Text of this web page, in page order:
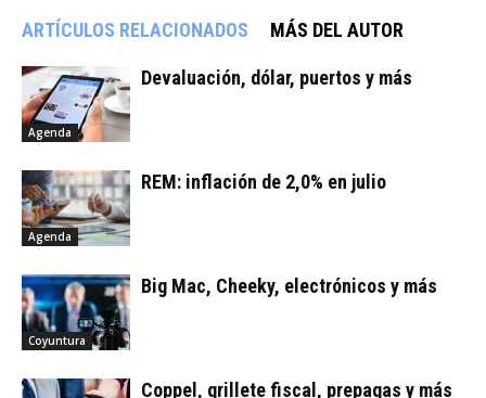
ARTÍCULOS RELACIONADOS MÁS DEL AUTOR
Agenda
Devaluación, dólar, puertos y más
Agenda
REM: inflación de 2,0% en julio
Coyuntura
Big Mac, Cheeky, electrónicos y más
Coppel, grillete fiscal, prepagas y más